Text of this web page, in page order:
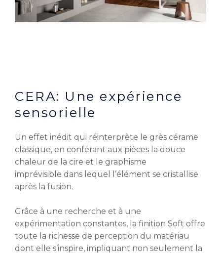
CERA: Une expérience
sensorielle
Un effet inédit qui réinterprète le grès cérame
classique, en conférant aux pièces la douce
chaleur de la cire et le graphisme
imprévisible dans lequel l’élément se cristallise
après la fusion.
Grâce à une recherche et à une
expérimentation constantes, la finition Soft offre
toute la richesse de perception du matériau
dont elle s’inspire, impliquant non seulement la